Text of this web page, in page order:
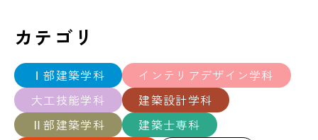
カテゴリ
Ⅰ部建築学科
インテリアデザイン学科
大工技能学科
建築設計学科
Ⅱ部建築学科
建築士専科